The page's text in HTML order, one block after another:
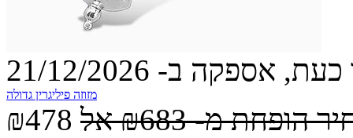
אספקה ב- 21/12/2026
מזוזה פיליגרין גדולה
₪478 הופחת מ-₪683 אל